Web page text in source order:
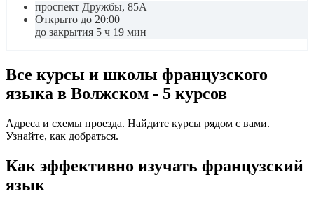
проспект Дружбы, 85А
Открыто до 20:00
до закрытия 5 ч 19 мин
Все курсы и школы французского
языка в Волжском - 5 курсов
Адреса и схемы проезда. Найдите курсы рядом с вами.
Узнайте, как добраться.
Как эффективно изучать французский
язык